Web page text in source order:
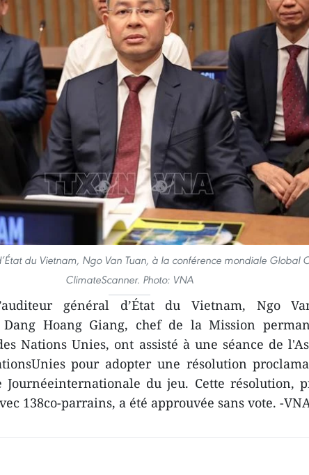
du Vietnam, Ngo Van Tuan, à la conférence mondiale Global
ClimateScanner. Photo: VNA
général d’État du Vietnam, Ngo
Dang Hoang Giang, chef de la Mission
Nations Unies, ont assisté à une séance de
pour adopter une résolution
du jeu. Cette résolution,
138co-parrains, a été approuvée sans vote. -